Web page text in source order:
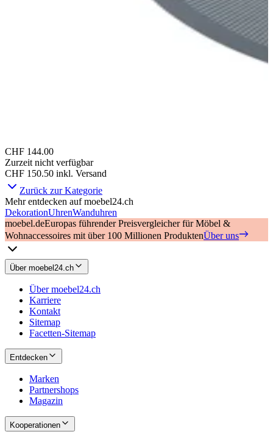
CHF 144.00
Zurzeit nicht verfügbar
CHF 150.50 inkl. Versand
Zurück zur Kategorie
Mehr entdecken auf moebel24.ch
DekorationUhrenWanduhren
moebel.deEuropas führender Preisvergleicher für Möbel &
Wohnaccessoires mit über 100 Millionen ProduktenÜber uns
Über moebel24.ch
Über moebel24.ch
Karriere
Kontakt
Sitemap
Facetten-Sitemap
Entdecken
Marken
Partnershops
Magazin
Kooperationen